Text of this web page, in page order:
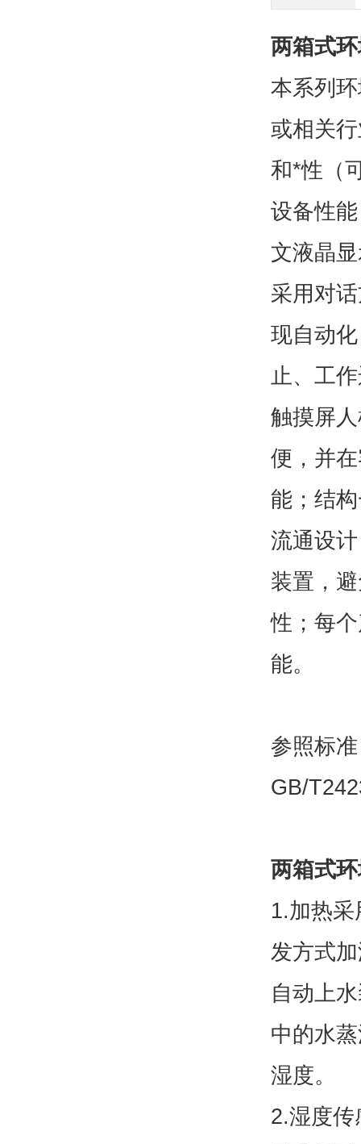
两箱式
本系列
或相关
和*性（
设备性
文液晶
采用对
现自动
止、工
触摸屏
便，并
能；结
流通设
装置，
性；每
能。
参照标准
GB/
两箱式
1.加热
发方式
自动上
中的水
湿度。
2.湿度传